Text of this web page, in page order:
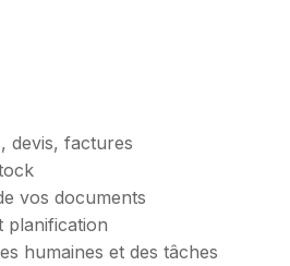
devis, factures
vos documents
planification
humaines et des tâches